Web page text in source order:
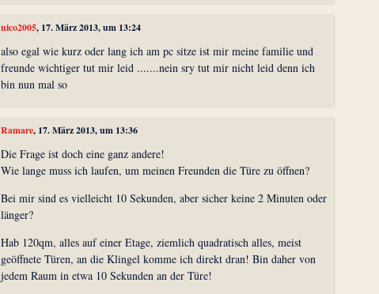
nico2005, 17. März 2013, um 13:24
also egal wie kurz oder lang ich am pc sitze ist mir meine familie und
freunde wichtiger tut mir leid .......nein sry tut mir nicht leid denn ich
bin nun mal so
Ramare, 17. März 2013, um 13:36
Die Frage ist doch eine ganz andere!
Wie lange muss ich laufen, um meinen Freunden die Türe zu öffnen?
Bei mir sind es vielleicht 10 Sekunden, aber sicher keine 2 Minuten oder
länger?
Hab 120qm, alles auf einer Etage, ziemlich quadratisch alles, meist
geöffnete Türen, an die Klingel komme ich direkt dran! Bin daher von
jedem Raum in etwa 10 Sekunden an der Türe!